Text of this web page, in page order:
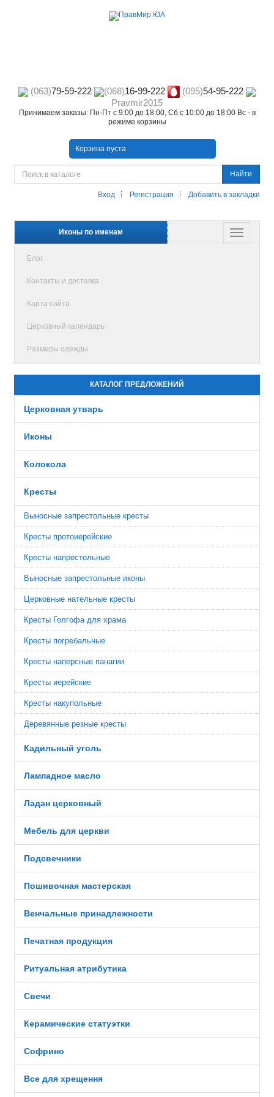
(063)79-59-222 (068)16-99-222 (095)54-95-222
Pravmir2015
Принимаем заказы: Пн-Пт с 9:00 до 18:00, Сб с 10:00 до 18:00 Вс - в
режиме корзины
Корзина пуста
Найти
Вход Регистрация Добавить в закладки
Иконы по именам
Блог
Контакты и доставка
Карта сайта
Церковный календарь
Размеры одежды
КАТАЛОГ ПРЕДЛОЖЕНИЙ
Церковная утварь
Иконы
Колокола
Кресты
Выносные запрестольные кресты
Кресты протоиерейские
Кресты напрестольные
Выносные запрестольные иконы
Церковные нательные кресты
Кресты Голгофа для храма
Кресты погребальные
Кресты наперсные панагии
Кресты иерейские
Кресты накупольные
Деревянные резные кресты
Кадильный уголь
Лампадное масло
Ладан церковный
Мебель для церкви
Подсвечники
Пошивочная мастерская
Венчальные принадлежности
Печатная продукция
Ритуальная атрибутика
Свечи
Керамические статуэтки
Софрино
Все для хрещення